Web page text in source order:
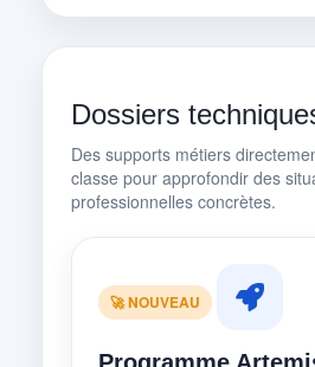
Dossiers
Des supports métiers
classe pour approfondir des
professionnelles concrètes.
🚀 NOUVEAU